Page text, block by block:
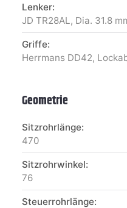
Lenker:
JD TR28AL, Dia. 31.8
Griffe:
Herrmans DD42,
Geometrie
Sitzrohrlänge:
470
Sitzrohrwinkel:
76
Steuerrohrlänge: